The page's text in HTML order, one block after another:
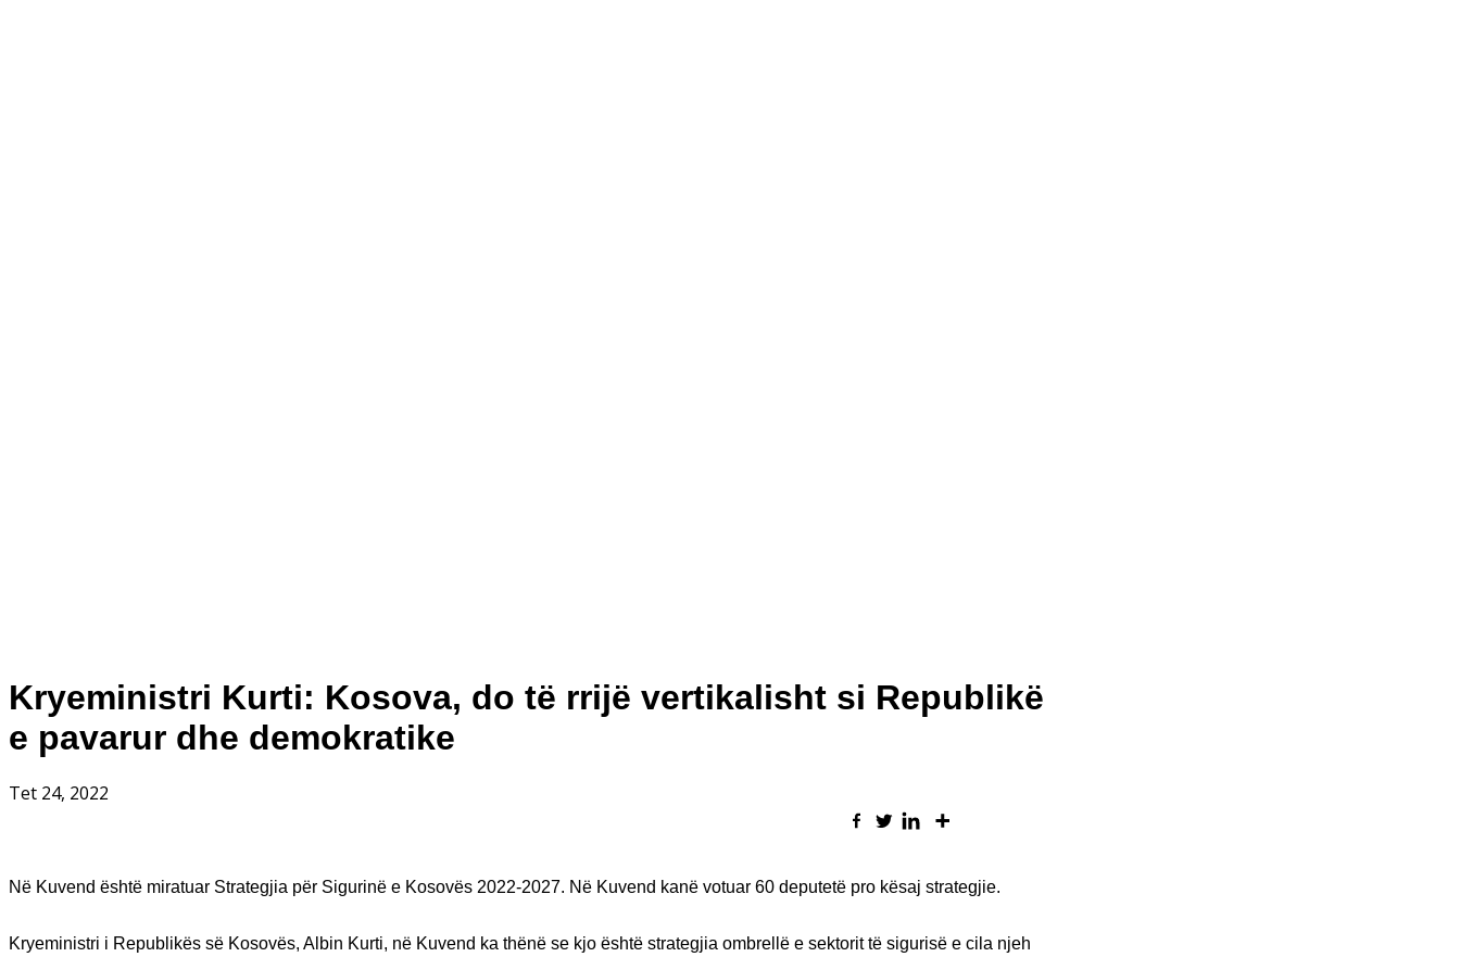
Kryeministri Kurti: Kosova, do të rrijë vertikalisht si Republikë
e pavarur dhe demokratike
Tet 24, 2022
Në Kuvend është miratuar Strategjia për Sigurinë e Kosovës 2022-2027. Në Kuvend kanë votuar 60 deputetë pro kësaj strategjie.
Kryeministri i Republikës së Kosovës, Albin Kurti, në Kuvend ka thënë se kjo është strategjia ombrellë e sektorit të sigurisë e cila njeh